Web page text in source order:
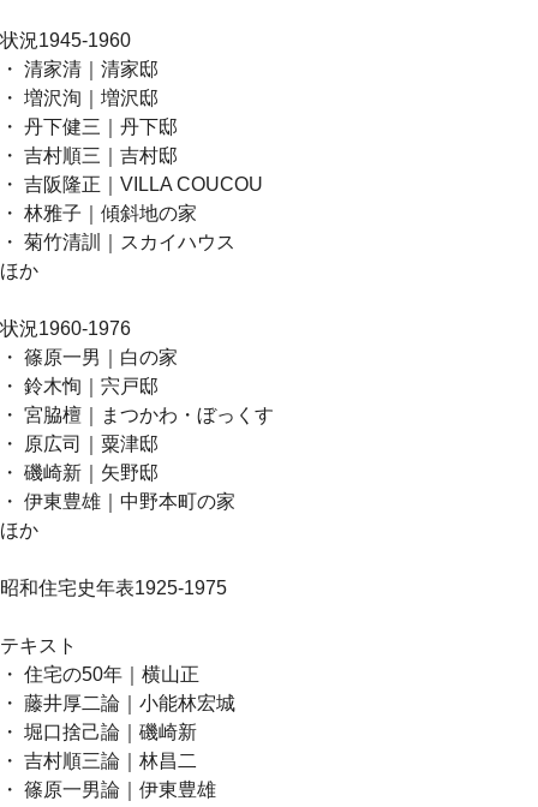
状況1945-1960
・ 清家清｜清家邸
・ 増沢洵｜増沢邸
・ 丹下健三｜丹下邸
・ 吉村順三｜吉村邸
・ 吉阪隆正｜VILLA COUCOU
・ 林雅子｜傾斜地の家
・ 菊竹清訓｜スカイハウス
ほか
状況1960-1976
・ 篠原一男｜白の家
・ 鈴木恂｜宍戸邸
・ 宮脇檀｜まつかわ・ぼっくす
・ 原広司｜粟津邸
・ 磯崎新｜矢野邸
・ 伊東豊雄｜中野本町の家
ほか
昭和住宅史年表1925-1975
テキスト
・ 住宅の50年｜横山正
・ 藤井厚二論｜小能林宏城
・ 堀口捨己論｜磯崎新
・ 吉村順三論｜林昌二
・ 篠原一男論｜伊東豊雄